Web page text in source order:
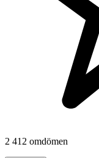
2 412 omdömen